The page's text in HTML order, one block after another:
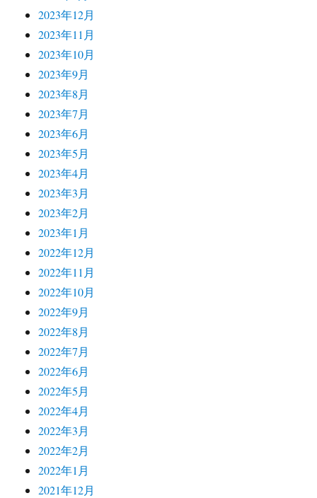
2023年12月
2023年11月
2023年10月
2023年9月
2023年8月
2023年7月
2023年6月
2023年5月
2023年4月
2023年3月
2023年2月
2023年1月
2022年12月
2022年11月
2022年10月
2022年9月
2022年8月
2022年7月
2022年6月
2022年5月
2022年4月
2022年3月
2022年2月
2022年1月
2021年12月